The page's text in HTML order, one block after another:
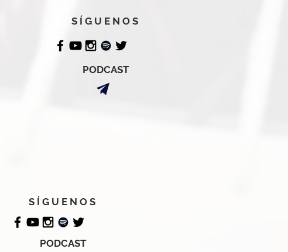
S Í G U E N O S
PODCAST
S Í G U E N O S
PODCAST